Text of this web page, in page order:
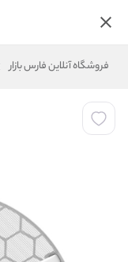
فروشگاه آنلاین فارس بازار